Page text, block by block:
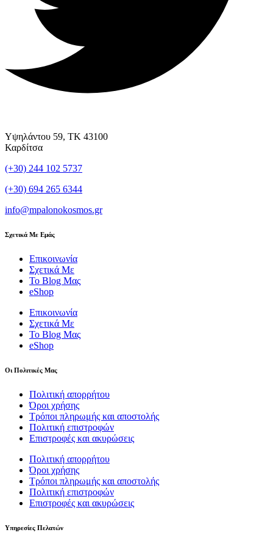
Υψηλάντου 59, ΤΚ 43100
Καρδίτσα
(+30) 244 102 5737
(+30) 694 265 6344
info@mpalonokosmos.gr
Σχετικά Με Εμάς
Επικοινωνία
Σχετικά Με
Το Blog Μας
eShop
Επικοινωνία
Σχετικά Με
Το Blog Μας
eShop
Οι Πολιτικές Μας
Πολιτική απορρήτου
Όροι χρήσης
Τρόποι πληρωμής και αποστολής
Πολιτική επιστροφών
Επιστροφές και ακυρώσεις
Πολιτική απορρήτου
Όροι χρήσης
Τρόποι πληρωμής και αποστολής
Πολιτική επιστροφών
Επιστροφές και ακυρώσεις
Υπηρεσίες Πελατών